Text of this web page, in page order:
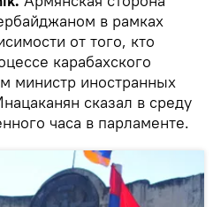
в рамках
от того, кто
карабахского
министр иностранных
сказал в среду
часа в парламенте.